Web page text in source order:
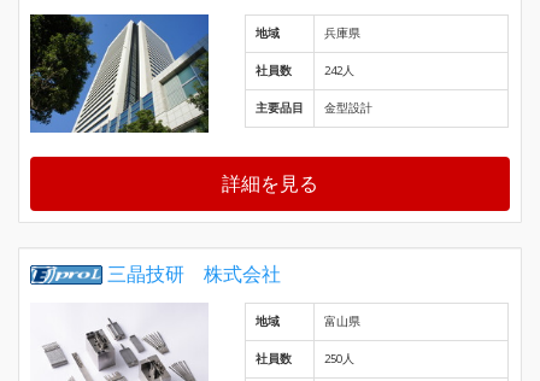
地域 兵庫県
社員数 242人
主要品目 金型設計
詳細を見る
三晶技研 株式会社
地域 富山県
社員数 250人